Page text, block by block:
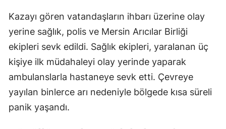
Kazayı gören vatandaşların ihbarı üzerine olay
yerine sağlık, polis ve Mersin Arıcılar Birliği
ekipleri sevk edildi. Sağlık ekipleri, yaralanan üç
kişiye ilk müdahaleyi olay yerinde yaparak
ambulanslarla hastaneye sevk etti. Çevreye
yayılan binlerce arı nedeniyle bölgede kısa süreli
panik yaşandı.